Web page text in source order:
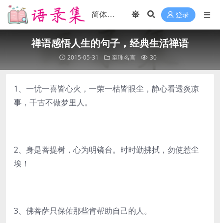
登录
禅语感悟人生的句子，经典生活禅语
2015-05-31 至理名言 30
1、一忧一喜皆心火，一荣一枯皆眼尘，静心看透炎凉
事，千古不做梦里人。
2、身是菩提树，心为明镜台。时时勤拂拭，勿使惹尘
埃！
3、佛菩萨只保佑那些肯帮助自己的人。